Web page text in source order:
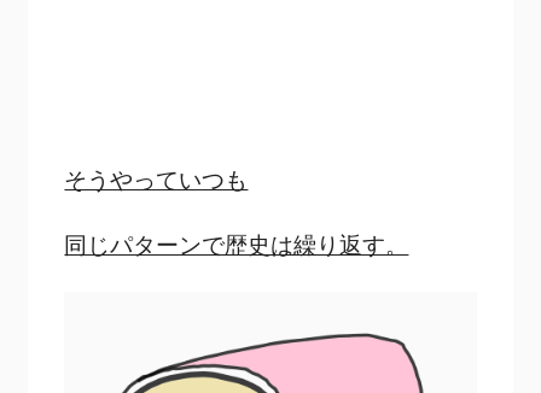
そうやっていつも
同じパターンで歴史は繰り返す。